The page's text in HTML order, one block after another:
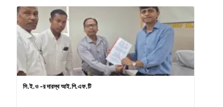
সি.ই.ও -র দারস্থ আই.পি.এফ.টি